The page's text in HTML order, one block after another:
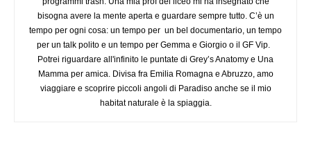
bisogna avere la mente aperta e guardare sempre tutto. C’è un
tempo per ogni cosa: un tempo per un bel documentario, un tempo
per un talk polito e un tempo per Gemma e Giorgio o il GF Vip.
Potrei riguardare all'infinito le puntate di Grey’s Anatomy e Una
Mamma per amica. Divisa fra Emilia Romagna e Abruzzo, amo
viaggiare e scoprire piccoli angoli di Paradiso anche se il mio
habitat naturale è la spiaggia.